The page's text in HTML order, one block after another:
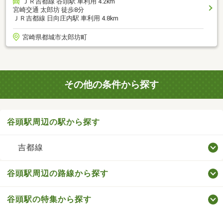
宮崎交通 太郎坊 徒歩8分
ＪＲ吉都線 日向庄内駅 車利用 4.8km
宮崎県都城市太郎坊町
その他の条件から探す
谷頭駅周辺の駅から探す
吉都線
谷頭駅周辺の路線から探す
谷頭駅の特集から探す